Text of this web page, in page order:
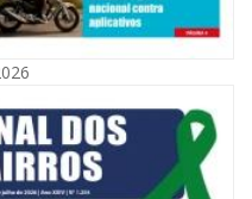
os sinais de alerta da